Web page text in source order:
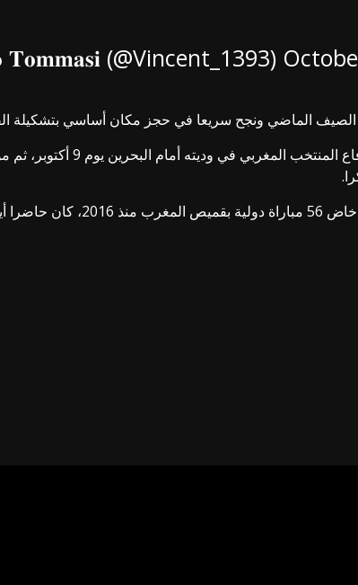
الصيف الماضي ونجح سريعا في حجز مكان أساسي